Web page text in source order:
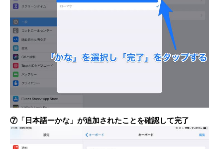
⑦「日本語ーかな」が追加されたことを確認して完了